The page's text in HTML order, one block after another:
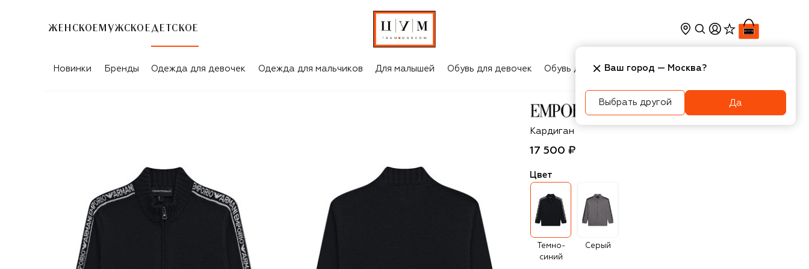
ЖЕНСКОЕ МУЖСКОЕ ДЕТСКОЕ
Новинки Бренды Одежда для девочек Одежда для мальчиков Для малышей Обувь для девочек Обувь для мальчиков Игрушки Аксесcуары
Emporio Armani
Кардиган
17 500 ₽
Цвет
Темно-
синий
Серый
Ваш город — Москва?
Выбрать другой Да